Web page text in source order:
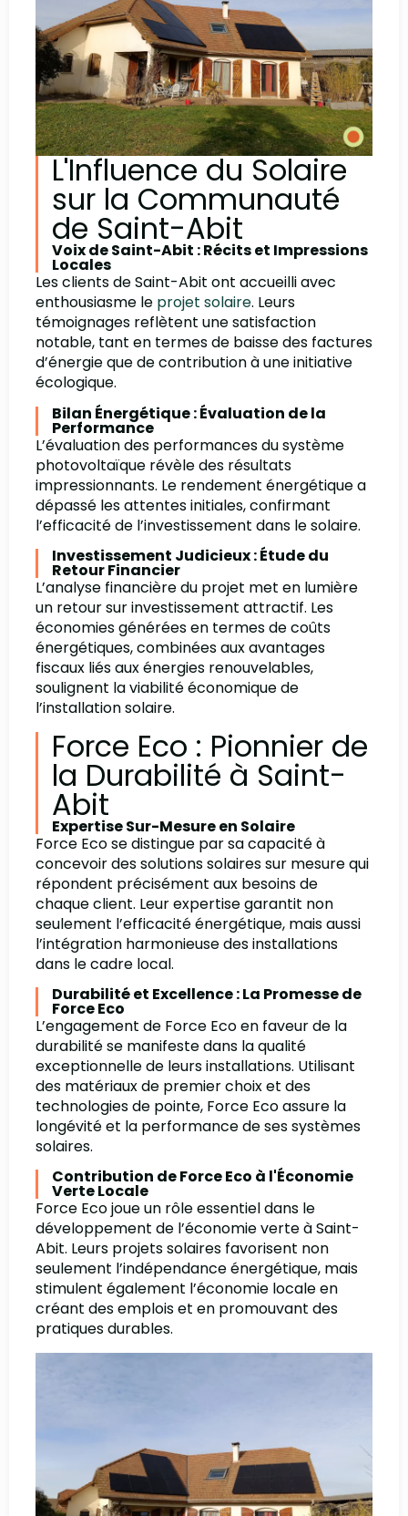
L'Influence du Solaire
sur la Communauté
de Saint-Abit
Voix de Saint-Abit : Récits et Impressions
Locales
Les clients de Saint-Abit ont accueilli avec
enthousiasme le projet solaire. Leurs
témoignages reflètent une satisfaction
notable, tant en termes de baisse des factures
d’énergie que de contribution à une initiative
écologique.
Bilan Énergétique : Évaluation de la
Performance
L’évaluation des performances du système
photovoltaïque révèle des résultats
impressionnants. Le rendement énergétique a
dépassé les attentes initiales, confirmant
l’efficacité de l’investissement dans le solaire.
Investissement Judicieux : Étude du
Retour Financier
L’analyse financière du projet met en lumière
un retour sur investissement attractif. Les
économies générées en termes de coûts
énergétiques, combinées aux avantages
fiscaux liés aux énergies renouvelables,
soulignent la viabilité économique de
l’installation solaire.
Force Eco : Pionnier de
la Durabilité à Saint-
Abit
Expertise Sur-Mesure en Solaire
Force Eco se distingue par sa capacité à
concevoir des solutions solaires sur mesure qui
répondent précisément aux besoins de
chaque client. Leur expertise garantit non
seulement l’efficacité énergétique, mais aussi
l’intégration harmonieuse des installations
dans le cadre local.
Durabilité et Excellence : La Promesse de
Force Eco
L’engagement de Force Eco en faveur de la
durabilité se manifeste dans la qualité
exceptionnelle de leurs installations. Utilisant
des matériaux de premier choix et des
technologies de pointe, Force Eco assure la
longévité et la performance de ses systèmes
solaires.
Contribution de Force Eco à l'Économie
Verte Locale
Force Eco joue un rôle essentiel dans le
développement de l’économie verte à Saint-
Abit. Leurs projets solaires favorisent non
seulement l’indépendance énergétique, mais
stimulent également l’économie locale en
créant des emplois et en promouvant des
pratiques durables.